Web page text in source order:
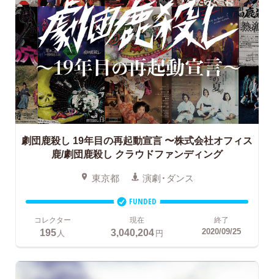
劇団鹿殺し 19年目の再起動宣言 〜株式会社オフィス
鹿/劇団鹿殺し クラウドファンディング
東京都 演劇・ダンス
FUNDED
コレクター
195 人
現在
3,040,204円
終了
2020/09/25